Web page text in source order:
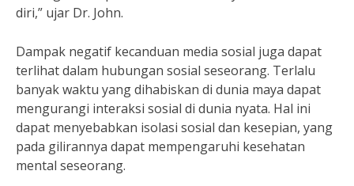
diri,” ujar Dr. John.
Dampak negatif kecanduan media sosial juga dapat
terlihat dalam hubungan sosial seseorang. Terlalu
banyak waktu yang dihabiskan di dunia maya dapat
mengurangi interaksi sosial di dunia nyata. Hal ini
dapat menyebabkan isolasi sosial dan kesepian, yang
pada gilirannya dapat mempengaruhi kesehatan
mental seseorang.